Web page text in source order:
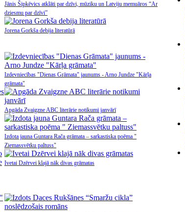
Jānis Šipkēvics atklāti par dzīvi, mūziku un Latviju memuāros “Ar
dziesmu par dzīvi”
Jorena Gorkša debija literatūrā
Izdevniecības "Dienas Grāmata" jaunums - Arno Jundze "Kārļa
grāmata"
Apgāda Zvaigzne ABC literārie notikumi janvārī
Izdota jauna Guntara Rača grāmata – sarkastiska poēma "
Ziemassvētku paltuss"
Ivetai Dzērvei klajā nāk divas grāmatas